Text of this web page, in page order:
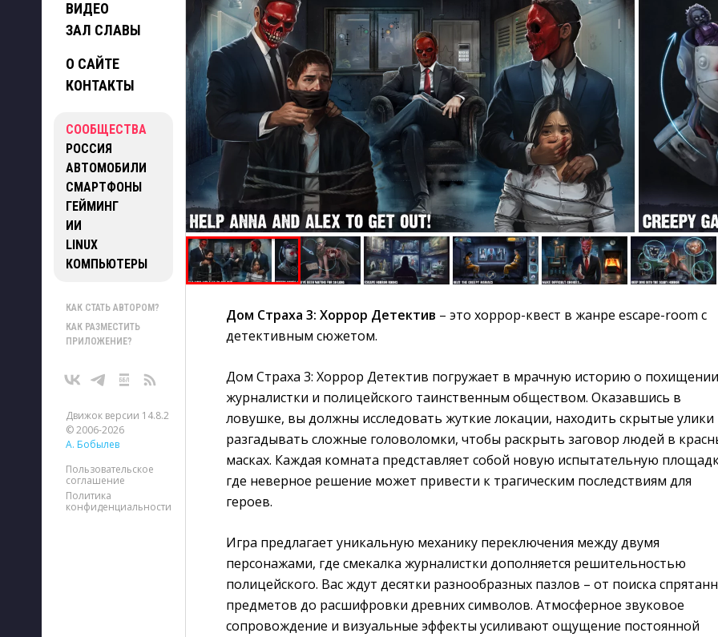
ВИДЕО
ЗАЛ СЛАВЫ
О САЙТЕ
КОНТАКТЫ
СООБЩЕСТВА
РОССИЯ
АВТОМОБИЛИ
СМАРТФОНЫ
ГЕЙМИНГ
ИИ
LINUX
КОМПЬЮТЕРЫ
КАК СТАТЬ АВТОРОМ?
КАК РАЗМЕСТИТЬ
ПРИЛОЖЕНИЕ?
Движок версии 14.8.2
© 2006-2026
А. Бобылев
Пользовательское
соглашение
Политика
конфиденциальности
Дом Страха 3: Хоррор Детектив – это хоррор-квест в жанре escape-room с
детективным сюжетом.
Дом Страха 3: Хоррор Детектив погружает в мрачную историю о похищении
журналистки и полицейского таинственным обществом. Оказавшись в
ловушке, вы должны исследовать жуткие локации, находить скрытые улики
разгадывать сложные головоломки, чтобы раскрыть заговор людей в
масках. Каждая комната представляет собой новую испытательную
где неверное решение может привести к трагическим последствиям для
героев.
Игра предлагает уникальную механику переключения между двумя
персонажами, где смекалка журналистки дополняется решительностью
полицейского. Вас ждут десятки разнообразных пазлов – от поиска
предметов до расшифровки древних символов. Атмосферное звуковое
сопровождение и визуальные эффекты усиливают ощущение постоянной